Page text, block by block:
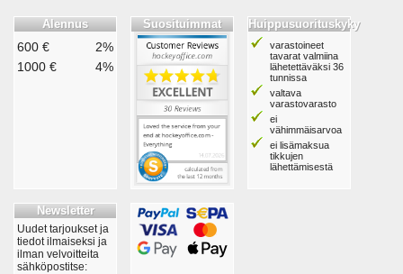
Alennus
600 €
2%
1000 €
4%
Suosituimmat Huippusuorituskyky
varastoineet
tavarat valmiina
lähetettäväksi 36
tunnissa
valtava
varastovarasto
ei
vähimmäisarvoa
ei lisämaksua
tikkujen
lähettämisestä
Newsletter
Uudet tarjoukset ja
tiedot ilmaiseksi ja
ilman velvoitteita
sähköpostitse: